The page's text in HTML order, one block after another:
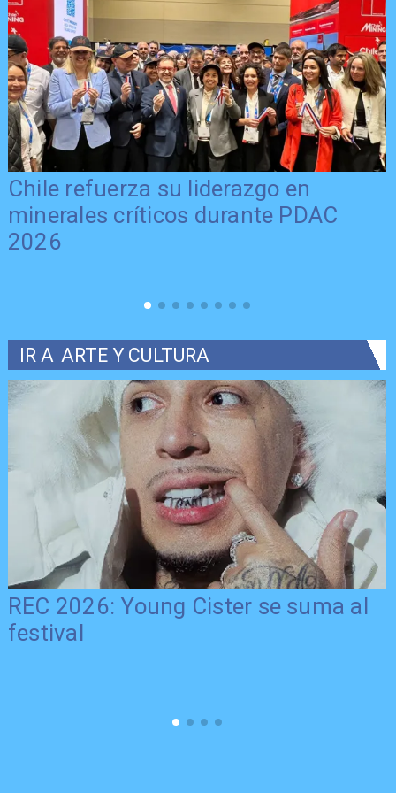
Chile refuerza su liderazgo en
minerales críticos durante PDAC
2026
IR A ARTE Y CULTURA
REC 2026: Young Cister se suma al
festival